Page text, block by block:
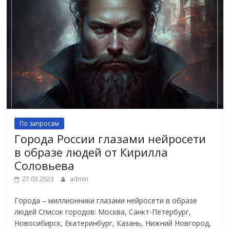
По запросам
Города России глазами нейросети
в образе людей от Кирилла
Соловьева
27.03.2023 admin
Города – миллионники глазами нейросети в образе
людей Список городов: Москва, Санкт-Петербург,
Новосибирск, Екатеринбург, Казань, Нижний Новгород,